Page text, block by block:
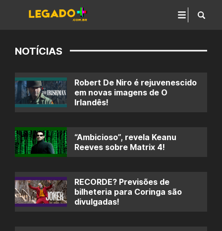
NOTÍCIAS
Robert De Niro é rejuvenescido
em novas imagens de O
Irlandês!
“Ambicioso”, revela Keanu
Reeves sobre Matrix 4!
RECORDE? Previsões de
bilheteria para Coringa são
divulgadas!